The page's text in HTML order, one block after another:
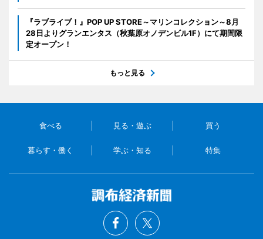
『ラブライブ！』POP UP STORE～マリンコレクション～8月
28日よりグランエンタス（秋葉原オノデンビル1F）にて期間限
定オープン！
もっと見る
食べる 見る・遊ぶ 買う
暮らす・働く 学ぶ・知る 特集